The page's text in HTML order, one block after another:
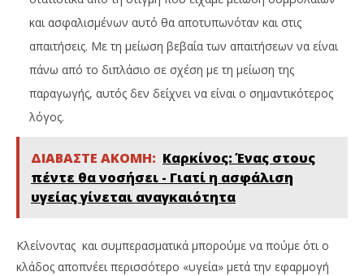
και ασφαλισμένων αυτό θα αποτυπωνόταν και στις
απαιτήσεις. Με τη μείωση βεβαία των απαιτήσεων να είναι
πάνω από το διπλάσιο σε σχέση με τη μείωση της
παραγωγής, αυτός δεν δείχνει να είναι ο σημαντικότερος
λόγος.
ΔΙΑΒΑΣΤΕ ΑΚΟΜΗ: Καρκίνος: Ένας στους
πέντε θα νοσήσει - Γιατί η ασφάλιση
υγείας γίνεται αναγκαιότητα
Κλείνοντας και συμπερασματικά μπορούμε να πούμε ότι ο
κλάδος αποπνέει περισσότερο «υγεία» μετά την εφαρμογή